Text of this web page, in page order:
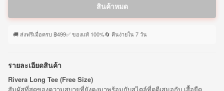
สินค้าหมด
🚚 ส่งฟรีเมื่อครบ ฿499✅ ของแท้ 100%🔄 คืนง่ายใน 7 วัน
รายละเอียดสินค้า
Rivera Long Tee (Free Size)